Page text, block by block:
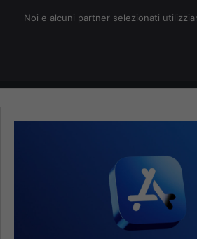
Noi e alcuni partner selezionati